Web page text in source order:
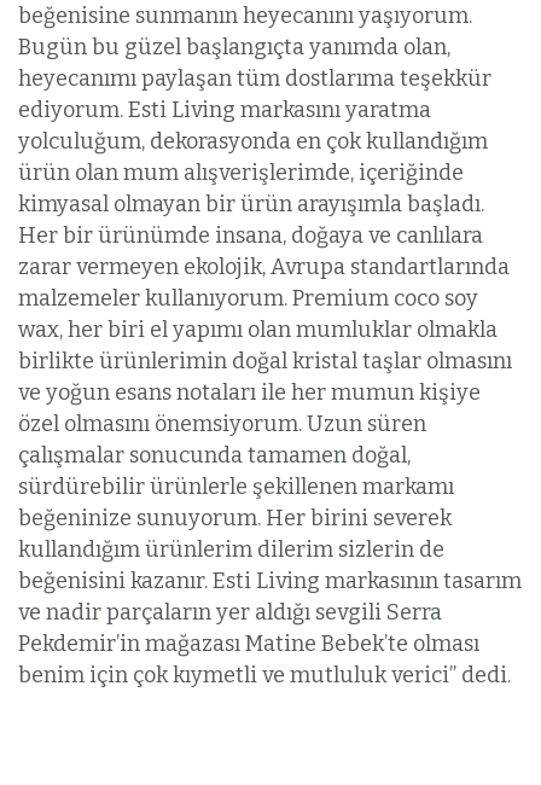
beğenisine sunmanın heyecanını yaşıyorum.
Bugün bu güzel başlangıçta yanımda olan,
heyecanımı paylaşan tüm dostlarıma teşekkür
ediyorum. Esti Living markasını yaratma
yolculuğum, dekorasyonda en çok kullandığım
ürün olan mum alışverişlerimde, içeriğinde
kimyasal olmayan bir ürün arayışımla başladı.
Her bir ürünümde insana, doğaya ve canlılara
zarar vermeyen ekolojik, Avrupa standartlarında
malzemeler kullanıyorum. Premium coco soy
wax, her biri el yapımı olan mumluklar olmakla
birlikte ürünlerimin doğal kristal taşlar olmasını
ve yoğun esans notaları ile her mumun kişiye
özel olmasını önemsiyorum. Uzun süren
çalışmalar sonucunda tamamen doğal,
sürdürebilir ürünlerle şekillenen markamı
beğeninize sunuyorum. Her birini severek
kullandığım ürünlerim dilerim sizlerin de
beğenisini kazanır. Esti Living markasının tasarım
ve nadir parçaların yer aldığı sevgili Serra
Pekdemir’in mağazası Matine Bebek’te olması
benim için çok kıymetli ve mutluluk verici” dedi.